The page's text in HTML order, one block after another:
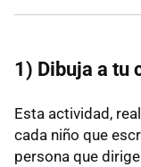
1) Dibuja a tu
Esta actividad,
cada niño que
persona que